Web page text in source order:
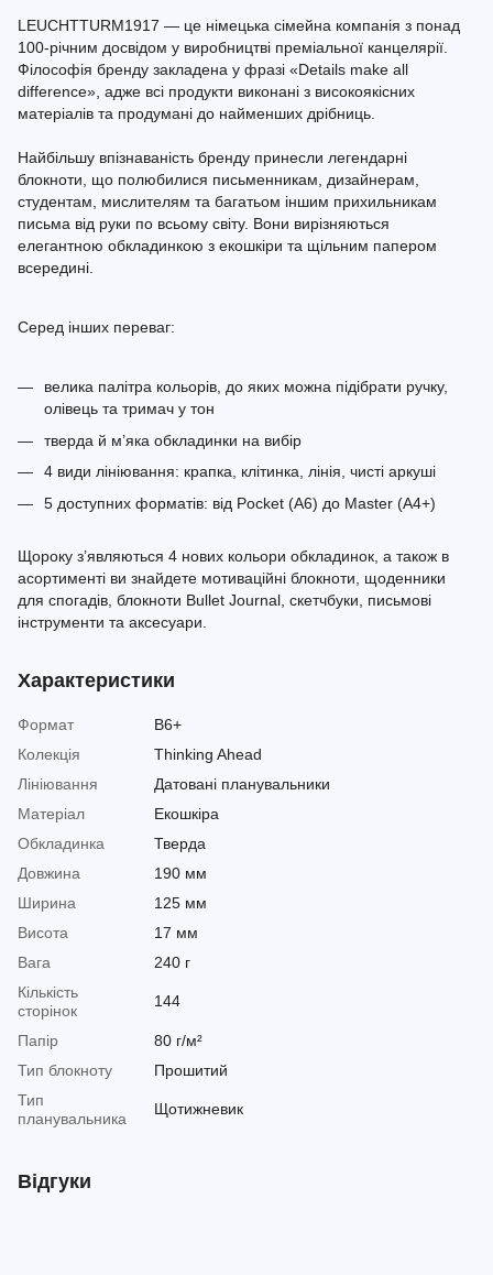
LEUCHTTURM1917 — це німецька сімейна компанія з понад
100-річним досвідом у виробництві преміальної канцелярії.
Філософія бренду закладена у фразі «Details make all
difference», адже всі продукти виконані з високоякісних
матеріалів та продумані до найменших дрібниць.
Найбільшу впізнаваність бренду принесли легендарні
блокноти, що полюбилися письменникам, дизайнерам,
студентам, мислителям та багатьом іншим прихильникам
письма від руки по всьому світу. Вони вирізняються
елегантною обкладинкою з екошкіри та щільним папером
всередині.
Серед інших переваг:
велика палітра кольорів, до яких можна підібрати ручку,
олівець та тримач у тон
тверда й м’яка обкладинки на вибір
4 види лініювання: крапка, клітинка, лінія, чисті аркуші
5 доступних форматів: від Pocket (A6) до Master (A4+)
Щороку з’являються 4 нових кольори обкладинок, а також в
асортименті ви знайдете мотиваційні блокноти, щоденники
для спогадів, блокноти Bullet Journal, скетчбуки, письмові
інструменти та аксесуари.
Характеристики
Формат
B6+
Колекція
Thinking Ahead
Лініювання
Датовані планувальники
Матеріал
Екошкіра
Обкладинка
Тверда
Довжина
190 мм
Ширина
125 мм
Висота
17 мм
Вага
240 г
Кількість
сторінок
144
Папір
80 г/м²
Тип блокноту
Прошитий
Тип
планувальника
Щотижневик
Відгуки